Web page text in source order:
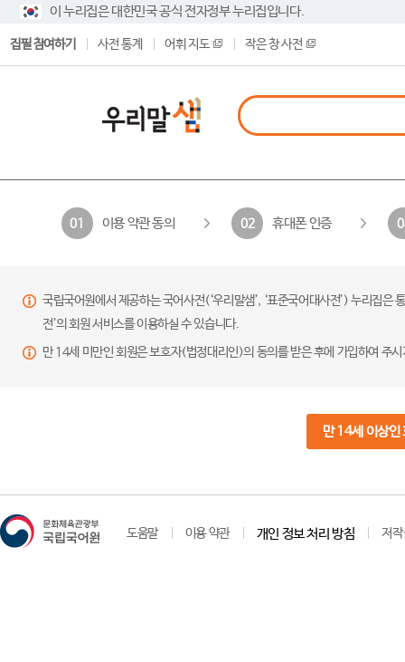
이 누리집은 대한민국 공식 전자정부 누리집입니다.
집필 참여하기 사전 통계 어휘 지도 작은 창 사전
01 이용 약관 동의 02 휴대폰 인증
국립국어원에서 제공하는 국어사전(‘우리말샘’, ‘표준국어대사전’) 누리집
전’의 회원 서비스를 이용하실 수 있습니다.
만 14세 미만인 회원은 보호자(법정대리인)의 동의를 받은 후에 가입하여 주
만 14세 이상인
도움말 이용 약관 개인 정보 처리 방침 저